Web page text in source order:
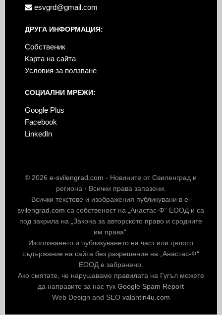
esvgrd@gmail.com
ДРУГА ИНФОРМАЦИЯ:
Собственик
Карта на сайта
Условия за ползване
СОЦИАЛНИ МРЕЖИ:
Google Plus
Facebook
LinkedIn
© 2026e-svilengrad.com - Новините от Свиленград и
региона · Всички права запазени.
Всички текстове и изображения публикувани в e-
svilengrad.com са собственост на „Анастас-Ф“ ЕООД и са
под закрила на „Закона за авторското право и сродните
им права“.
Използването и публикуването на част или цялото
съдържание на сайта без разрешение на „Анастас-Ф“
ЕООД е забранено.
Ако смятате, че нарушаваме правилата на Гугъл можете
да направите за нас тукGoogle Spam Report
Web Design and SEO valantin4u.com